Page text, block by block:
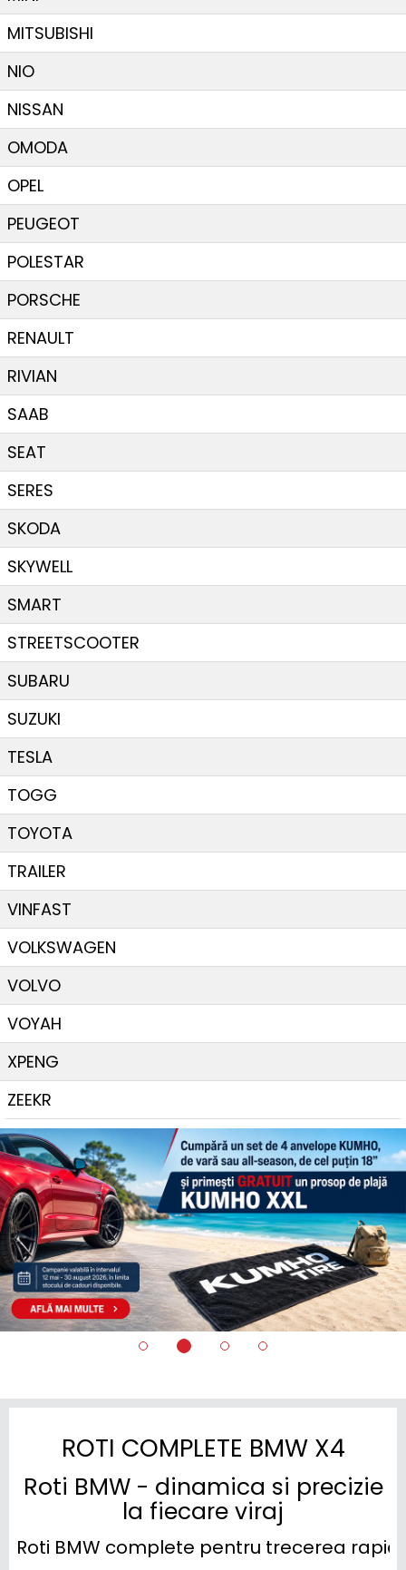
MITSUBISHI
NIO
NISSAN
OMODA
OPEL
PEUGEOT
POLESTAR
PORSCHE
RENAULT
RIVIAN
SAAB
SEAT
SERES
SKODA
SKYWELL
SMART
STREETSCOOTER
SUBARU
SUZUKI
TESLA
TOGG
TOYOTA
TRAILER
VINFAST
VOLKSWAGEN
VOLVO
VOYAH
XPENG
ZEEKR
ROTI COMPLETE BMW X4
Roti BMW - dinamica si precizie
la fiecare viraj
Roti BMW complete pentru trecerea